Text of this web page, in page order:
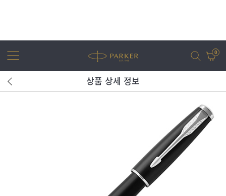
0
조터
상품 상세 정보